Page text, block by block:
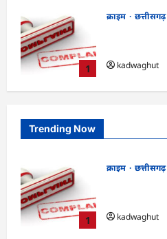
1
क्राइम छत्तीसगढ़
kadwaghut
Trending Now
2
छत्तीसगढ़
kadwaghut